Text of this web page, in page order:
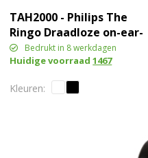
TAH2000 - Philips The
Ringo Draadloze on-ear-
koptelefoon
Bedrukt in 8 werkdagen
Huidige voorraad1467